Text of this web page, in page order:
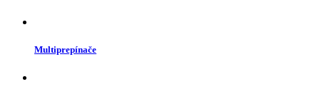
Multiprepínače